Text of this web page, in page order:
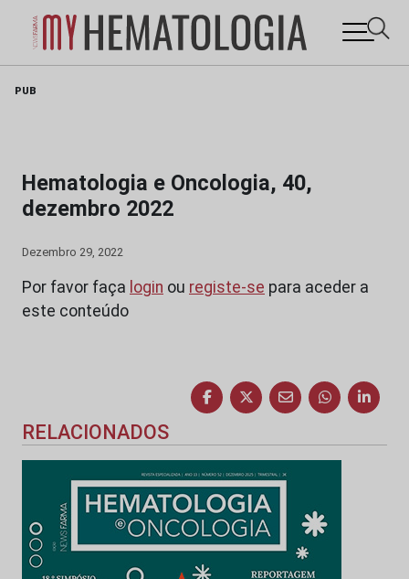
PUB
Hematologia e Oncologia, 40,
dezembro 2022
Dezembro 29, 2022
Por favor faça login ou registe-se para aceder a
este conteúdo
RELACIONADOS